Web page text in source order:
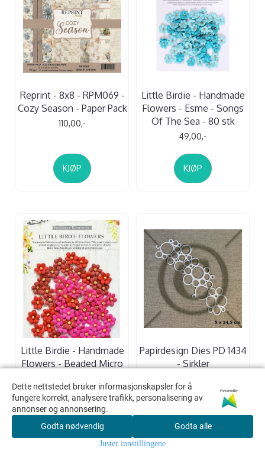
Reprint - 8x8 - RPM069 -
Cozy Season - Paper Pack
110,00,-
KJØP
Little Birdie - Handmade
Flowers - Esme - Songs
Of The Sea - 80 stk
49,00,-
KJØP
Little Birdie - Handmade
Flowers - Beaded Micro
stk
49,00,-
KJØP
Papirdesign Dies PD 1434
- Sirkler
KJØP
Dette nettstedet bruker informasjonskapsler for å
fungere korrekt, analysere trafikk, personalisering av
annonser og annonsering.
Powered by
Godta nødvendig Godta alle
Juster innstillingene
Dette nettstedet bruker informasjonskapsler for å
fungere korrekt, analysere trafikk, personalisering av
annonser og annonsering.
Powered by
Godta nødvendig Godta alle
Juster innstillingene